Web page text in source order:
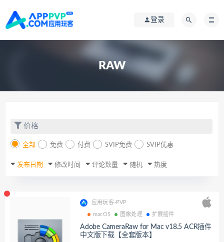
登录
RAW
价格
全部 免费 付费 SVIP免费 SVIP优惠
发布日期 修改时间 评论数量 随机 热度
应用玩客-PVP
macOS 图像处理 扩展插件
Adobe CameraRaw for Mac v18.5 ACR插件
中文版下载【全套版本】